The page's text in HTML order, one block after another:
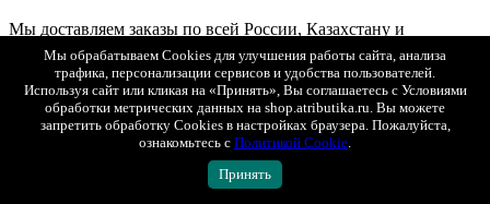
Мы доставляем заказы по всей России, Казахстану и
Беларуси.
При оплате на сайте действует скидка 50 % на доставку.
При заказе от 15 000 рублей доставка - бесплатно.
Доставка по Москве
1. Самовывоз — ул. Ленинская слобода, 26, стр. 2, ТЦ «Глобал
Молл», 2 этаж (ежедневно с 10:00 до 22:00).
Если товар есть в наличии — выдача за 30 минут, если под
Мы обрабатываем Cookies для улучшения работы сайта, анализа
трафика, персонализации сервисов и удобства пользователей.
Используя сайт или кликая на «Принять», Вы соглашаетесь с Условиями
обработки метрических данных на shop.atributika.ru. Вы можете
запретить обработку Cookies в настройках браузера. Пожалуйста,
ознакомьтесь с Политикой Cookie.
Принять